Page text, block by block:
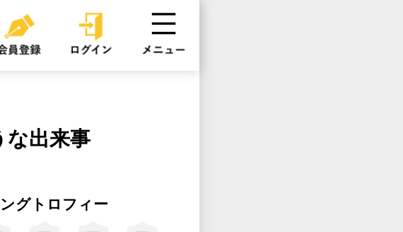
な出来事
グトロフィー